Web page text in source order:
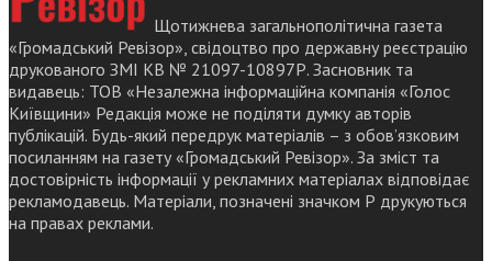
Щотижнева загальнополітична газета
«Громадський Ревізор», свідоцтво про державну реєстрацію
друкованого ЗМІ КВ № 21097-10897Р. Засновник та
видавець: ТОВ «Незалежна інформаційна компанія «Голос
Київщини» Редакція може не поділяти думку авторів
публікацій. Будь-який передрук матеріалів – з обов’язковим
посиланням на газету «Громадський Ревізор». За зміст та
достовірність інформації у рекламних матеріалах відповідає
рекламодавець. Матеріали, позначені значком Р друкуються
на правах реклами.